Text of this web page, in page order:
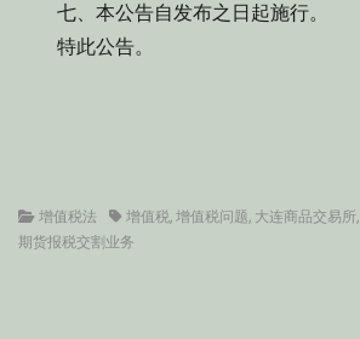
七、本公告自发布之日起施行。
特此公告。
Categories
增值税法 Tags增值税, 增值税问题, 大连商品交易所,
期货报税交割业务